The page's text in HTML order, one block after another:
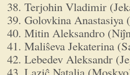
38. Terjohin Vladimir
39. Golovkina Anastasiya
40. Mitin Aleksandro
41. Maliŝeva Jekaterina
42. Lebedev Aleksandr